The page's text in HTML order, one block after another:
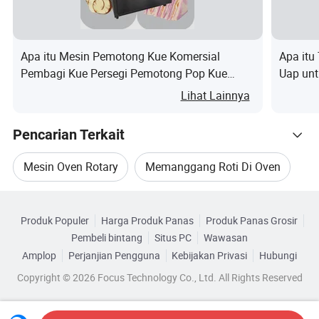
kata-kata/kata perfeknousoven.burner adalah bagian utama oven,
menentukan masa pakai oven;
Mencari makan:
Roti, roti panggang, roti Frch, roti bakar, kue bulan,
Masoul, Kue buah, Pumpkin Pai, Crystal Bun, kue
kering, Biskuit, dll.
Apa itu Mesin Pemotong Kue Komersial
Pembagi Kue Persegi Pemotong Pop Kue
Lihat Lainnya
Apa itu
Uap
Pencarian Terkait
Mesin Oven Rotary Memanggang Roti Di Oven
Oven Putar Makanan Kompor Gas Putar
Telusuri menurut Kategori
Produk Populer Harga Produk Panas
Produk Panas Grosir
Pembeli bintang
Situs PC
Wawasan
Amplop
Perjanjian Pengguna Kebijakan Privasi
Hubungi
Copyright © 2026 Focus Technology Co., Ltd. All Rights Reserved